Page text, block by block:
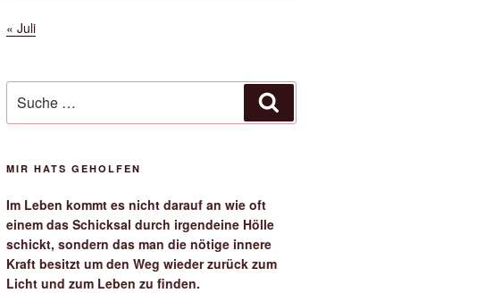
« Juli
nach:
MIR HATS GEHOLFEN
Im Leben kommt es nicht darauf an wie oft
einem das Schicksal durch irgendeine Hölle
schickt, sondern das man die nötige innere
Kraft besitzt um den Weg wieder zurück zum
Licht und zum Leben zu finden.